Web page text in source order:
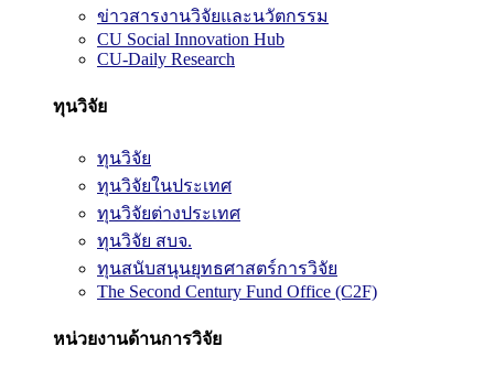
ข่าวสารงานวิจัยและนวัตกรรม
CU Social Innovation Hub
CU-Daily Research
ทุนวิจัย
ทุนวิจัย
ทุนวิจัยในประเทศ
ทุนวิจัยต่างประเทศ
ทุนวิจัย สบจ.
ทุนสนับสนุนยุทธศาสตร์การวิจัย
The Second Century Fund Office (C2F)
หน่วยงานด้านการวิจัย